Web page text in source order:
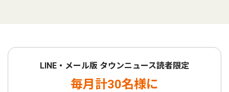
LINE・メール版 タウンニュース読者限定
毎月計30名様に